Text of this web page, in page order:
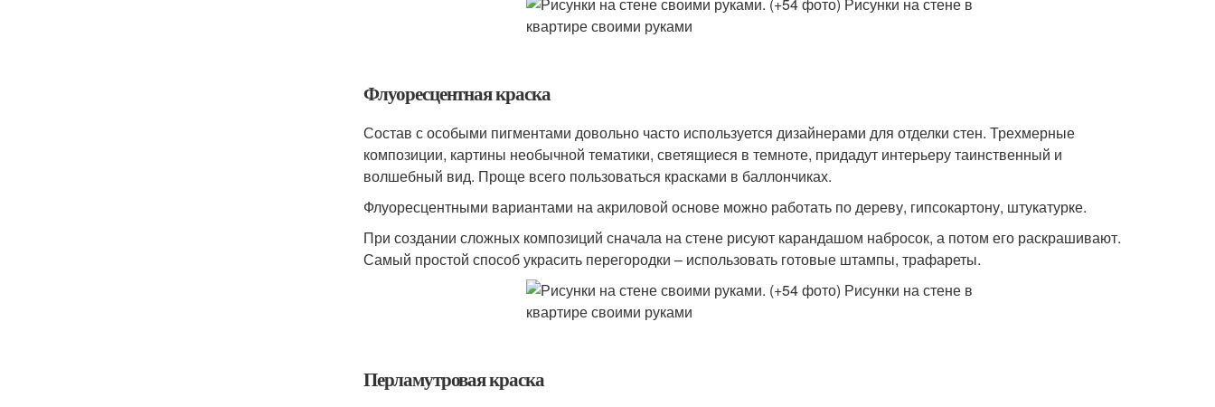
Флуоресцентная краска
Состав с особыми пигментами довольно часто используется дизайнерами для отделки стен. Трехмерные
композиции, картины необычной тематики, светящиеся в темноте, придадут интерьеру таинственный и
волшебный вид. Проще всего пользоваться красками в баллончиках.
Флуоресцентными вариантами на акриловой основе можно работать по дереву, гипсокартону, штукатурке.
При создании сложных композиций сначала на стене рисуют карандашом набросок, а потом его раскрашивают.
Самый простой способ украсить перегородки – использовать готовые штампы, трафареты.
Перламутровая краска